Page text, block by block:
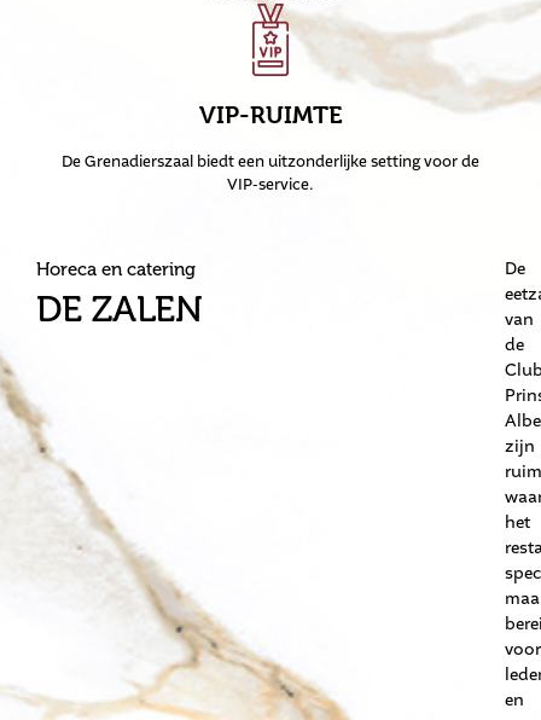
VIP-RUIMTE
De Grenadierszaal biedt een uitzonderlijke setting voor de
VIP-service.
Horeca en catering
DE ZALEN
De
van
de
zijn
het
voor
en